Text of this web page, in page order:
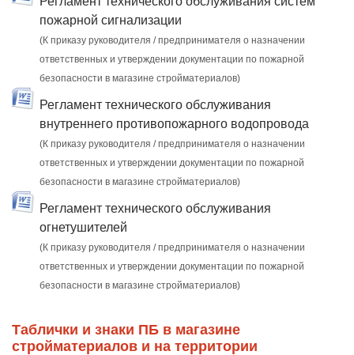
пожарной сигнализации
(К приказу руководителя / предпринимателя о назначении
ответственных и утверждении документации по пожарной
безопасности в магазине стройматериалов)
Регламент технического обслуживания
внутреннего противопожарного водопровода
(К приказу руководителя / предпринимателя о назначении
ответственных и утверждении документации по пожарной
безопасности в магазине стройматериалов)
Регламент технического обслуживания
огнетушителей
(К приказу руководителя / предпринимателя о назначении
ответственных и утверждении документации по пожарной
безопасности в магазине стройматериалов)
Таблички и знаки ПБ в магазине
стройматериалов и на территории